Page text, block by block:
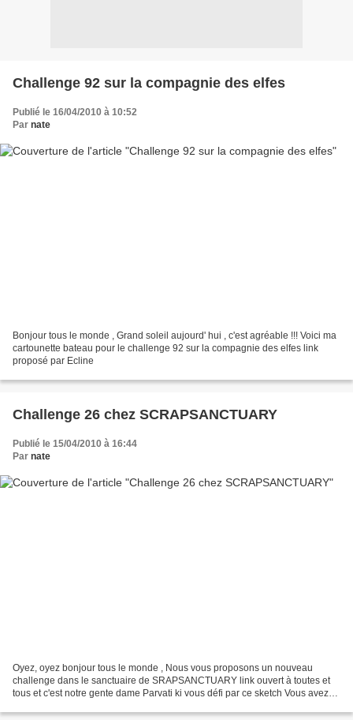
Challenge 92 sur la compagnie des elfes
Publié le 16/04/2010 à 10:52
Par nate
Bonjour tous le monde , Grand soleil aujourd' hui , c'est agréable !!! Voici ma
cartounette bateau pour le challenge 92 sur la compagnie des elfes link
proposé par Ecline
Challenge 26 chez SCRAPSANCTUARY
Publié le 15/04/2010 à 16:44
Par nate
Oyez, oyez bonjour tous le monde , Nous vous proposons un nouveau
challenge dans le sanctuaire de SRAPSANCTUARY link ouvert à toutes et
tous et c'est notre gente dame Parvati ki vous défi par ce sketch Vous avez